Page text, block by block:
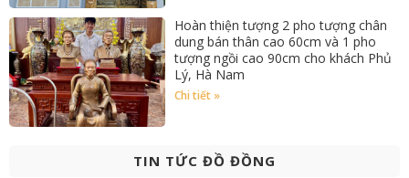
Hoàn thiện tượng 2 pho tượng chân
dung bán thân cao 60cm và 1 pho
tượng ngồi cao 90cm cho khách Phủ
Lý, Hà Nam
Chi tiết »
TIN TỨC ĐỒ ĐỒNG